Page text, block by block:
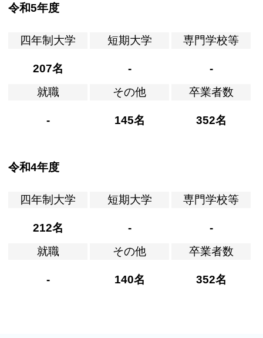
令和5年度
四年制大学
207名
短期大学
-
専門学校等
-
就職
-
その他
145名
卒業者数
352名
令和4年度
四年制大学
212名
短期大学
-
専門学校等
-
就職
-
その他
140名
卒業者数
352名